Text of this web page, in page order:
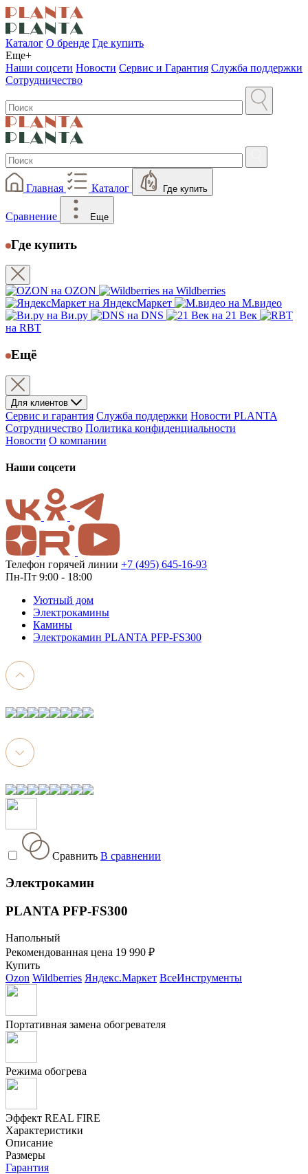
Каталог О бренде Где купить
Еще+
Наши соцсети Новости Сервис и Гарантия Служба поддержки
Сотрудничество
Главная Каталог Где купить
Сравнение Еще
Где купить
на OZON
на Wildberries
на ЯндексМаркет
на М.видео
на Ви.ру
на DNS
на 21 Век
на RBT
Ещё
Для клиентов
Сервис и гарантия Служба поддержки Новости PLANTA
Сотрудничество Политика конфиденциальности
Новости О компании
Наши соцсети
Телефон горячей линии +7 (495) 645-16-93
Пн-Пт 9:00 - 18:00
Уютный дом
Электрокамины
Камины
Электрокамин PLANTA PFP-FS300
Сравнить В сравнении
Электрокамин
PLANTA PFP-FS300
Напольный
Рекомендованная цена 19 990 ₽
Купить
Ozon Wildberries Яндекс.Маркет ВсеИнструменты
Портативная замена обогревателя
Режима обогрева
Эффект REAL FIRE
Характеристики
Описание
Размеры
Гарантия